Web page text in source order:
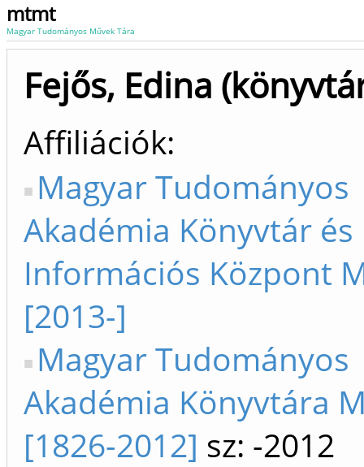
mtmt
Magyar Tudományos Művek Tára
Fejős, Edina
Affiliációk
Magyar Tudományos
Akadémia Könyvtár és
Információs Központ
[2013-]
Magyar Tudományos
Akadémia Könyvtára
[1826-2012] sz: -2012